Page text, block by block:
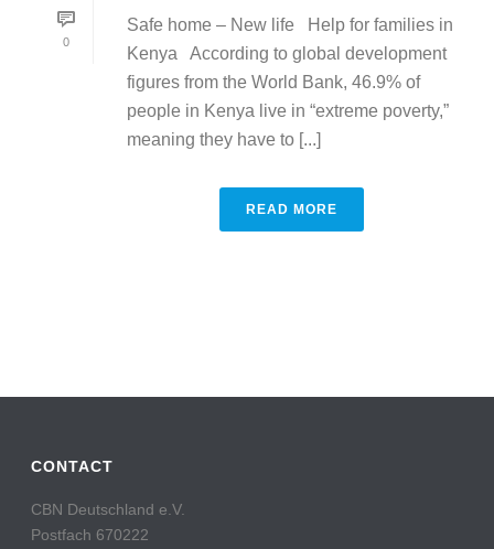
0
Safe home – New life Help for families in
Kenya According to global development
figures from the World Bank, 46.9% of
people in Kenya live in “extreme poverty,”
meaning they have to [...]
READ MORE
CONTACT
CBN Deutschland e.V.
Postfach 670222